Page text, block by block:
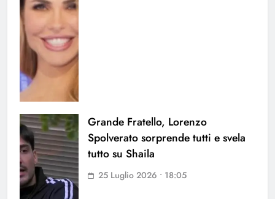
Grande Fratello, Lorenzo
Spolverato sorprende tutti e svela
tutto su Shaila
25 Luglio 2026 • 18:05